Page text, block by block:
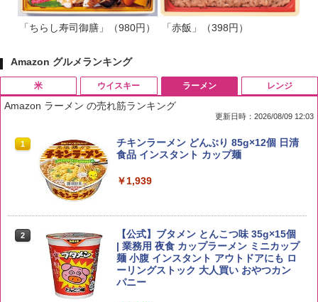
「ちらし寿司御膳」（980円） 「赤飯」（398円）
Amazon グルメランキング
米
1 by Amazon 国産ブレンド米 精米 5kg
2
新潟ケンベイ【精米】新潟県産にじのき
らめき 5kg 令和7年産
￥5,809
ウイスキー
1
ブラックニッカ ニッカ Nikka ウィスキ
ー4000ml ブラックニッカクリア ウヰス
お得 4リットル
角瓶 2700ml サントリー ウイスキー ハ
イボール 大容量
ラーメン
Amazon ラーメン の売れ筋ランキング
更新日時：2026/08/09 12:03
1
チキンラーメン どんぶり 85g×12個 日清
食品 インスタント カップ麺
￥1,939
2
【公式】ブタメン とんこつ味 35g×15個
| 業務用 夜食 カップラーメン ミニカップ
麺 小腹 インスタント アウトドアにも ロ
ーリングストック 大人買い おやつカン
パニー
レンジ